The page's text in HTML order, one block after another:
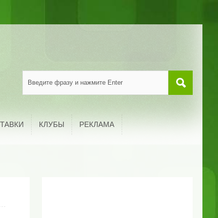
КЛУБЫ РЕКЛАМА